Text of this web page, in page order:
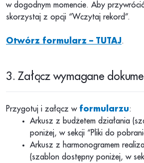
w dogodnym momencie. Aby
skorzystaj z opcji “Wczytaj rekord”.
Otwórz formularz – TUTAJ.
3. Załącz wymagane
Przygotuj i załącz w formularzu:
Arkusz z budżetem działania
poniżej, w sekcji “Pliki do
Arkusz z harmonogramem
(szablon dostępny poniżej, w